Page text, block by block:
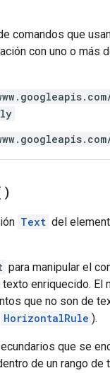
comandos que
con uno o más
)
Text del
para manipular el
enriquecido. El
que no son de
HorizontalRule ).
que se
de un rango de